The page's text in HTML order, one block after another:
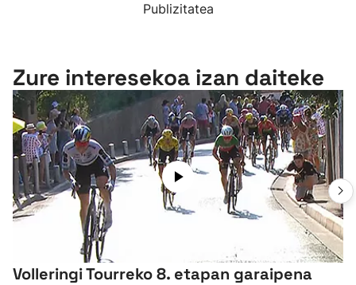
Publizitatea
Zure interesekoa izan daiteke
Volleringi Tourreko 8. etapan garaipena